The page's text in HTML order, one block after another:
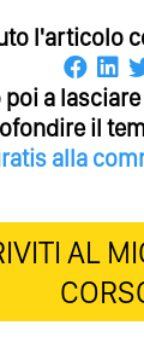
l'articolo
a
il
alla
AL